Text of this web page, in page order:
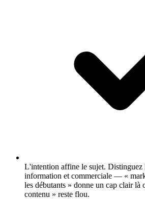
L'intention affine le sujet. Distinguez
information et commerciale — «
les débutants » donne un cap clair là
contenu » reste flou.